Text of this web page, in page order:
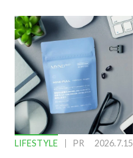
LIFESTYLE PR 2026.7.15